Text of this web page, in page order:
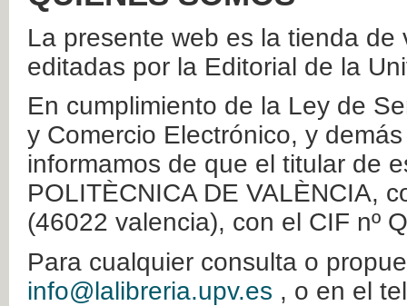
La presente web es la tienda
editadas por la Editorial de la
En cumplimiento de la Ley de
y Comercio Electrónico, y
informamos de que el titular de
POLITÈCNICA DE VALÈNCIA,
(46022 valencia), con el CIF nº
Para cualquier consulta o
info@lalibreria.upv.es , o en el